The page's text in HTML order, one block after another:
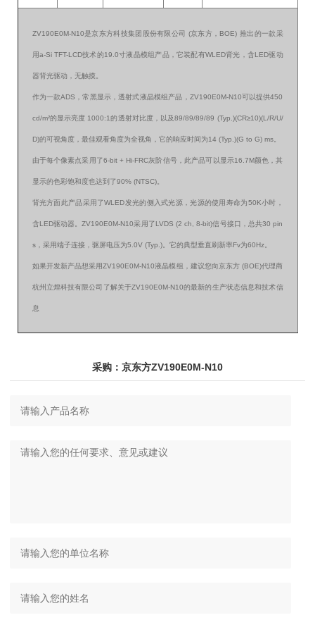
ZV190E0M-N10是京东方科技集团股份有限公司 (京东方，BOE) 推出的一款采
用a-Si TFT-LCD技术的19.0寸液晶模组产品，它装配有WLED背光，含LED驱动
器背光驱动，无触摸。
作为一款ADS，常黑显示，透射式液晶模组产品，ZV190E0M-N10可以提供450
cd/m²的显示亮度 1000:1的透射对比度，以及89/89/89/89 (Typ.)(CR≥10)(L/R/U/
D)的可视角度，最佳观看角度为全视角，它的响应时间为14 (Typ.)(G to G) ms。
由于每个像素点采用了6-bit + Hi-FRC灰阶信号，此产品可以显示16.7M颜色，其
显示的色彩饱和度也达到了90% (NTSC)。
背光方面此产品采用了WLED发光的侧入式光源，光源的使用寿命为50K小时，
含LED驱动器。ZV190E0M-N10采用了LVDS (2 ch, 8-bit)信号接口，总共30 pin
s，采用端子连接，驱屏电压为5.0V (Typ.)。它的典型垂直刷新率Fv为60Hz。
如果开发新产品想采用ZV190E0M-N10液晶模组，建议您向京东方 (BOE)代理商
杭州立煌科技有限公司了解关于ZV190E0M-N10的最新的生产状态信息和技术信
息
采购：京东方ZV190E0M-N10